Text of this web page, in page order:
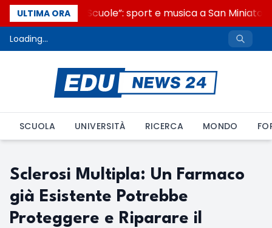
ULTIMA ORA
“Noi siamo le Scuole”: sport e musica a San
Loading...
SCUOLA UNIVERSITÀ RICERCA MONDO
Sclerosi Multipla: Un Farmaco
già Esistente Potrebbe
Proteggere e Riparare il